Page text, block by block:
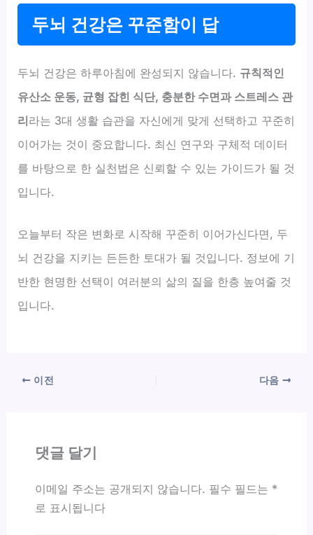
두뇌 건강은 꾸준함이 답
두뇌 건강은 하루아침에 완성되지 않습니다. 규칙적인
유산소 운동, 균형 잡힌 식단, 충분한 수면과 스트레스 관
리라는 3대 생활 습관을 자신에게 맞게 선택하고 꾸준히
이어가는 것이 중요합니다. 최신 연구와 구체적 데이터
를 바탕으로 한 실천법은 신뢰할 수 있는 가이드가 될 것
입니다.
오늘부터 작은 변화로 시작해 꾸준히 이어가신다면, 두
뇌 건강을 지키는 든든한 토대가 될 것입니다. 정보에 기
반한 현명한 선택이 여러분의 삶의 질을 한층 높여줄 것
입니다.
이전 다음
댓글 달기
이메일 주소는 공개되지 않습니다. 필수 필드는 *
로 표시됩니다